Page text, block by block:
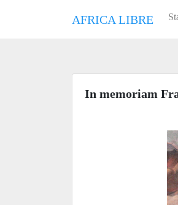
AFRICA LIBRE
In memoriam